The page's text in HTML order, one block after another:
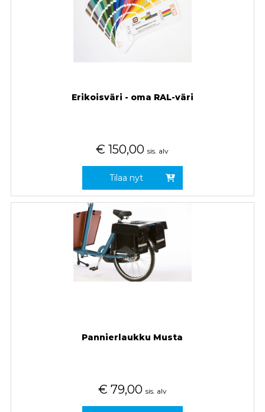
Erikoisväri - oma RAL-väri
€ 150,00 sis. alv
Tilaa nyt
Pannierlaukku Musta
€ 79,00 sis. alv